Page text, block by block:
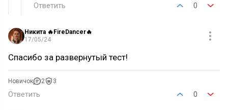
Ответить 0
Никита 🔥FireDancer🔥
17/05/24
Спасибо за развернутый тест!
Новичок 2 3
Ответить 0